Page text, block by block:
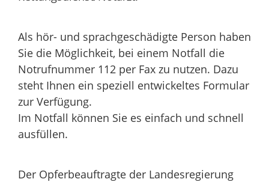
Als hör- und sprachgeschädigte Person haben
Sie die Möglichkeit, bei einem Notfall die
Notrufnummer 112 per Fax zu nutzen. Dazu
steht Ihnen ein speziell entwickeltes Formular
zur Verfügung.
Im Notfall können Sie es einfach und schnell
ausfüllen.
Der Opferbeauftragte der Landesregierung